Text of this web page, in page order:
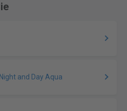
and Day Aqua